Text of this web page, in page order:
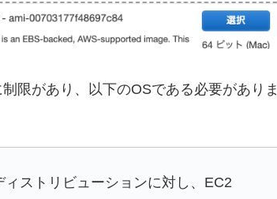
限があり、以下のOSである必要がありま
ストリビューションに対し、EC2